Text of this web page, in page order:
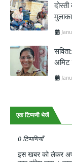
अमिट
एक टिप्पणी भेजें
0 टिप्पणियाँ
इस खबर को लेकर